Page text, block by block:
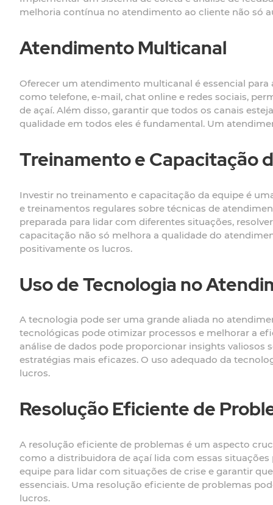
melhoria contínua no atendimento ao cliente não só
Atendimento Multicanal
Oferecer um atendimento multicanal é essencial
como telefone, e-mail, chat online e redes sociais,
de açaí. Além disso, garantir que todos os canais
qualidade em todos eles é fundamental. Um
Treinamento e Capacitação
Investir no treinamento e capacitação da equipe é
e treinamentos regulares sobre técnicas de
preparada para lidar com diferentes situações,
capacitação não só melhora a qualidade do
positivamente os lucros.
Uso de Tecnologia no
A tecnologia pode ser uma grande aliada no
tecnológicas pode otimizar processos e melhorar a
análise de dados pode proporcionar insights
estratégias mais eficazes. O uso adequado da
lucros.
Resolução Eficiente de
A resolução eficiente de problemas é um aspecto
como a distribuidora de açaí lida com essas
equipe para lidar com situações de crise e garantir
essenciais. Uma resolução eficiente de problemas
lucros.